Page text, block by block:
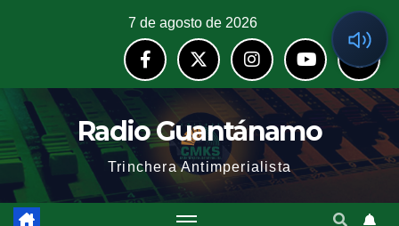
7 de agosto de 2026
Radio Guantánamo
Trinchera Antimperialista